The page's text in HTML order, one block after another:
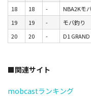
18
18 - NBA2Kモ
19
19 - モバ釣り
20
20 - D1 GRAND
■関連サイト
mobcastランキング